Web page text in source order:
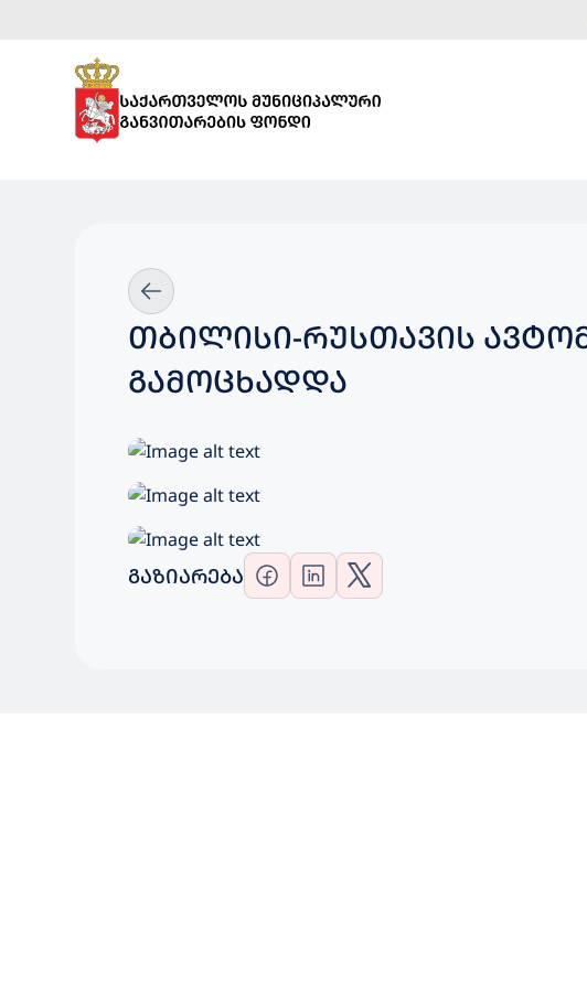
ᲗᲑᲘᲚᲘᲡᲘ-ᲠᲣᲡᲗᲐᲕᲘᲡ
ᲒᲐᲛᲝᲪᲮᲐᲓᲓᲐ
ᲒᲐᲖᲘᲐᲠᲔᲑᲐ